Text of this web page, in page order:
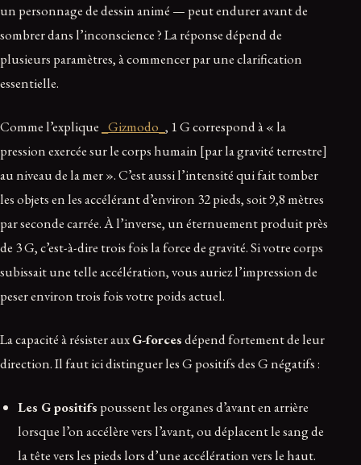
un personnage de dessin animé — peut endurer avant de
sombrer dans l’inconscience ? La réponse dépend de
plusieurs paramètres, à commencer par une clarification
essentielle.
Comme l’explique _Gizmodo_ , 1 G correspond à « la
pression exercée sur le corps humain [par la gravité terrestre]
au niveau de la mer ». C’est aussi l’intensité qui fait tomber
les objets en les accélérant d’environ 32 pieds, soit 9,8 mètres
par seconde carrée. À l’inverse, un éternuement produit près
de 3 G, c’est-à-dire trois fois la force de gravité. Si votre corps
subissait une telle accélération, vous auriez l’impression de
peser environ trois fois votre poids actuel.
La capacité à résister auxG-forcesdépend fortement de leur
direction. Il faut ici distinguer les G positifs des G négatifs :
Les G positifs poussent les organes d’avant en arrière
lorsque l’on accélère vers l’avant, ou déplacent le sang de
la tête vers les pieds lors d’une accélération vers le haut.